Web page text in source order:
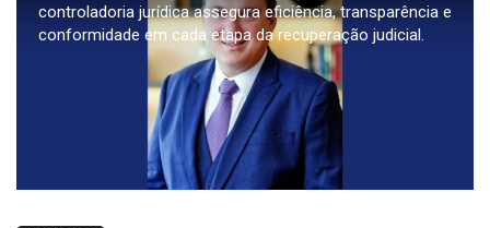
controladoria jurídica assegura eficiência, transparência e
conformidade em cada etapa da recuperação judicial.